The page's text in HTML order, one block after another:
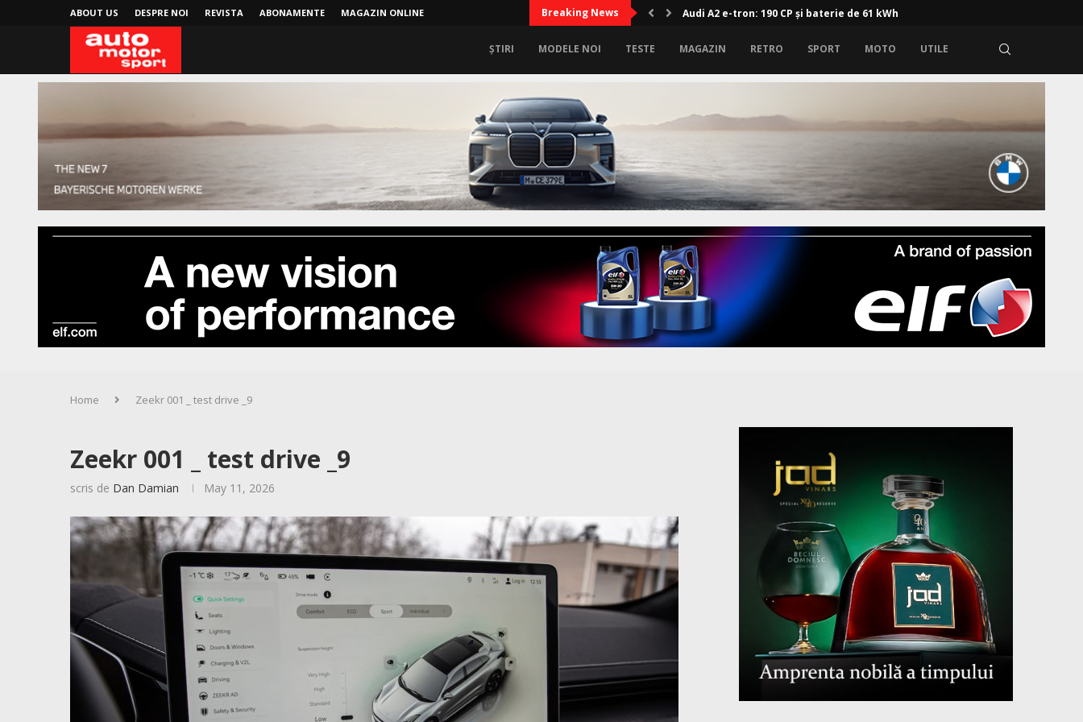
ABOUT US DESPRE NOI REVISTA ABONAMENTE MAGAZIN ONLINE Breaking News Audi A2 e-tron: 190 CP și baterie de 61 kWh
ȘTIRI MODELE NOI TESTE MAGAZIN RETRO SPORT MOTO UTILE
Home Zeekr 001 _ test drive _9
Zeekr 001 _ test drive _9
scris de Dan Damian May 11, 2026